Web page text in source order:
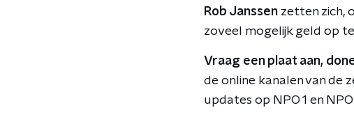
Rob Janssen zetten zich,
zoveel mogelijk geld op
Vraag een plaat aan,
de online kanalen van de
updates op NPO 1 en